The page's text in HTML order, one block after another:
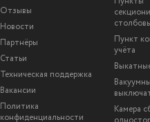
Отзывы
Новости
Партнёры
Статьи
Техническая поддержка
Вакансии
Политика
конфиденциальности
Пункт
учёта
Камера